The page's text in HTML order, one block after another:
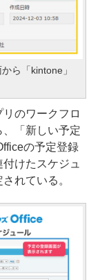
ら「kintone」
のワークフロ
「新しい予定
の予定登録
けたスケジュ
れている。